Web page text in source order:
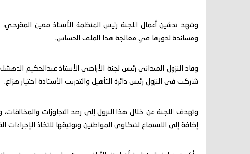
وشهد تدشين أعمال اللجنة رئيس المنظمة الأستاذ معين المقرحي،
ومساندة لدورها في معالجة هذا الملف الحساس.
وقاد النزول الميداني رئيس لجنة الأراضي الأستاذ عبدالحكيم
شاركت في النزول رئيس دائرة التأهيل والتدريب الأستاذة اختيار هزاع.
وتهدف اللجنة من خلال هذا النزول إلى رصد التجاوزات
إضافة إلى الاستماع لشكاوى المواطنين وتوثيقها لاتخاذ الإجراءات